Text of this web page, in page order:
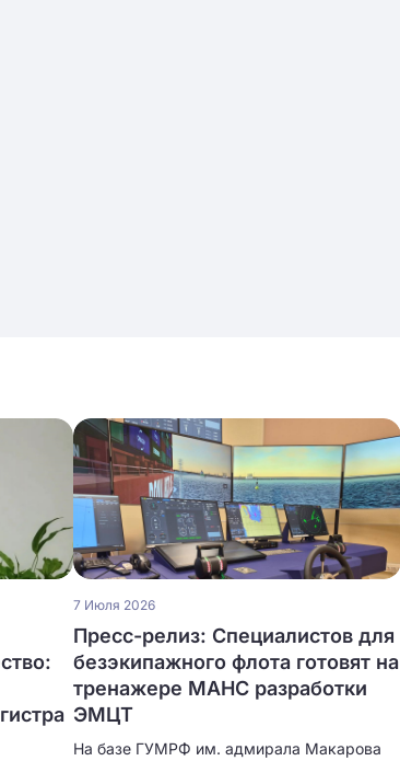
7 Июля 2026
Пресс-релиз: Специалистов для
безэкипажного флота готовят на
тренажере МАНС разработки
ЭМЦТ
На базе ГУМРФ им. адмирала Макарова